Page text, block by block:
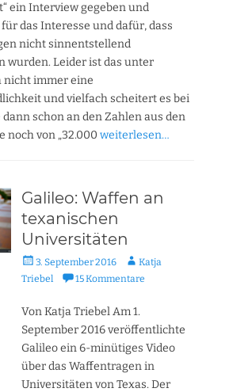
ein Interview gegeben und
das Interesse und dafür, dass
nicht sinnentstellend
wurden. Leider ist das unter
nicht immer eine
und vielfach scheitert es bei
dann schon an den Zahlen aus den
noch von „32.000 weiterlesen…
Galileo: Waffen an
texanischen
Universitäten
Veröffentlicht
am
3. September 2016 AutorKatja
Triebel
15 Kommentare
Von Katja Triebel Am 1.
September 2016 veröffentlichte
Galileo ein 6-minütiges Video
über das Waffentragen in
Universitäten von Texas. Der